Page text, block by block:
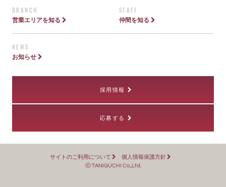
BRANCH STAFF
営業エリアを知る 仲間を知る
NEWS
お知らせ
採用情報
応募する
サイトのご利用について
個人情報保護方針
ⓒ TANIGUCHI Co.,Ltd.